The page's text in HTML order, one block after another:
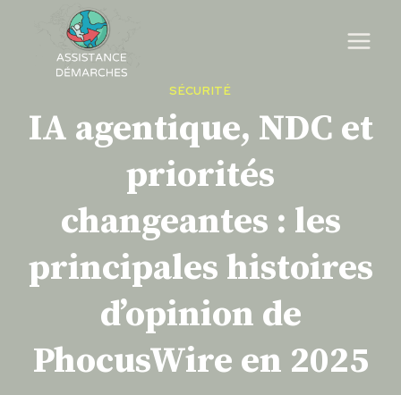
content
SÉCURITÉ
IA agentique, NDC et
priorités
changeantes : les
principales histoires
d’opinion de
PhocusWire en 2025